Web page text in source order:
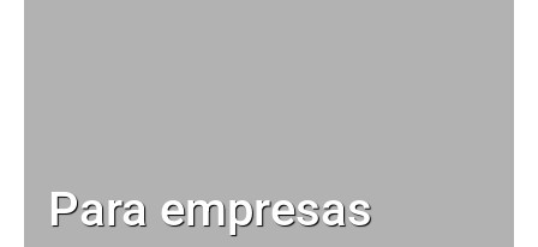
Para empresas